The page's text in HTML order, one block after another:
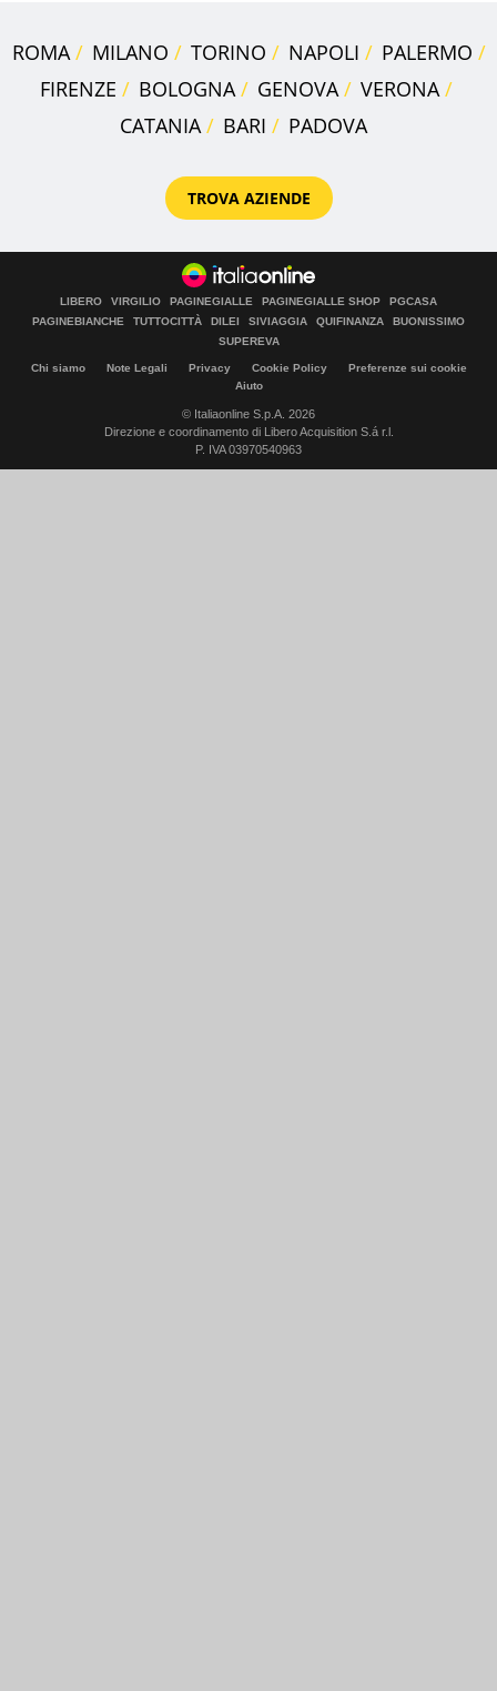
ROMA MILANO TORINO NAPOLI
PALERMO
FIRENZE
BOLOGNA GENOVA
VERONA
CATANIA
BARI PADOVA
TROVA AZIENDE
LIBERO VIRGILIO PAGINEGIALLE PAGINEGIALLE SHOP
PGCASA
PAGINEBIANCHE
TUTTOCITTÀ DILEI SIVIAGGIA QUIFINANZA
BUONISSIMO
SUPEREVA
Chi siamo Note Legali Privacy Cookie Policy
Preferenze sui cookie
Aiuto
© Italiaonline S.p.A. 2026
Direzione e coordinamento di Libero Acquisition S.á r.l.
P. IVA 03970540963